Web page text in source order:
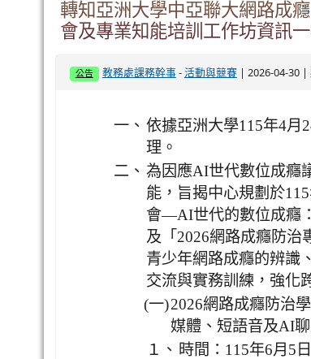
轉知亞洲大學中亞聯大網路成
會及專業知能培訓工作坊資訊
公告 教務處課務幹事- 活動與競賽| 2026-04-30 |
一、 依據亞洲大學115年4月
理。
二、 為因應AI世代數位成癮
能，旨揭中心規劃於
會—AI世代的數位成癮
及「2026網路成癮防治
青少年網路成癮的辨識
交流與實務訓練，強化
(一)2026網路成癮防治
媒體、短語音及AI聊
１、 時間：115年6月5